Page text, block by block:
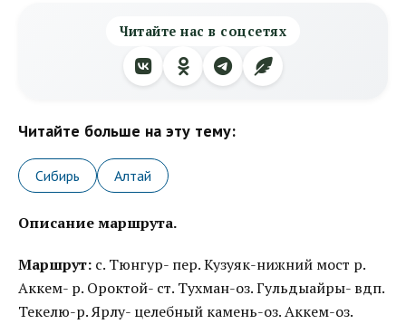
Читайте нас в соцсетях
Читайте больше на эту тему:
Сибирь Алтай
Описание маршрута.
Маршрут: c. Тюнгур- пер. Кузуяк-нижний мост р.
Аккем- р. Ороктой- ст. Тухман-оз. Гульдыайры- вдп.
Текелю-р. Ярлу- целебный камень-оз. Аккем-оз.